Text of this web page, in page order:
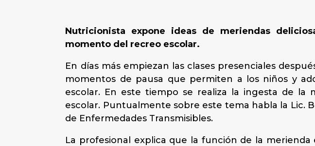
Nutricionista expone ideas de meriendas
momento del recreo escolar.
En días más empiezan las clases presenciales
momentos de pausa que permiten a los niños y
escolar. En este tiempo se realiza la ingesta de la
escolar. Puntualmente sobre este tema habla la Lic.
de Enfermedades Transmisibles.
La profesional explica que la función de la